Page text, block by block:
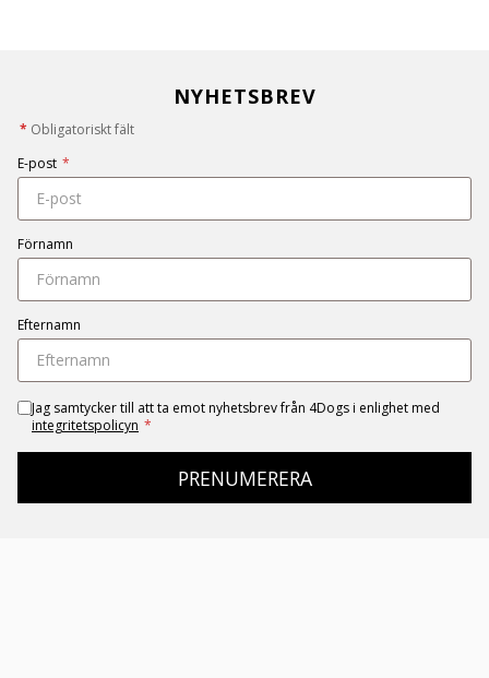
NYHETSBREV
* Obligatoriskt fält
E-post *
Förnamn
Efternamn
Jag samtycker till att ta emot nyhetsbrev från 4Dogs i enlighet med
integritetspolicyn *
PRENUMERERA